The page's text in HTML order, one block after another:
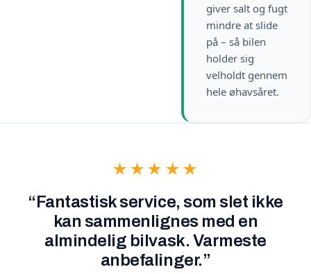
giver salt og fugt
mindre at slide
på – så bilen
holder sig
velholdt gennem
hele øhavsåret.
★★★★★
“Fantastisk service, som slet ikke
kan sammenlignes med en
almindelig bilvask. Varmeste
anbefalinger.”